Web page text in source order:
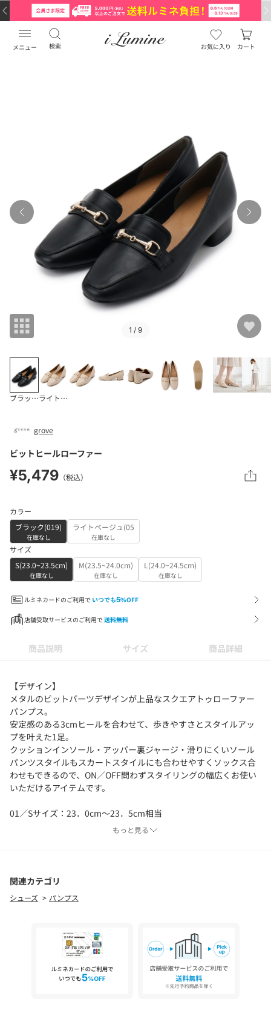
メニュー 検索 お気に入り カート
1 / 9
ブラック(019)ライトベージュ(05
grove
ビットヒールローファー
¥5,479 （税込）
カラー
ブラック(019)
在庫なし
ライトベージュ(05
在庫なし
サイズ
S(23.0~23.5cm)
在庫なし
M(23.5~24.0cm)
在庫なし
L(24.0~24.5cm)
在庫なし
ルミネカードのご利用で いつでも5%OFF
店舗受取サービスのご利用で 送料無料
商品説明 サイズ 商品詳細
【デザイン】
メタルのビットパーツデザインが上品なスクエアトゥローファー
パンプス。
安定感のある3cmヒールを合わせて、歩きやすさとスタイルアッ
プを叶えた1足。
クッションインソール・アッパー裏ジャージ・滑りにくいソール
パンツスタイルもスカートスタイルにも合わせやすくソックス合
わせもできるので、ON／OFF問わずスタイリングの幅広くお使い
いただけるアイテムです。
01／Sサイズ：23．0cm～23．5cm相当
02／Mサイズ：23．5cm～24．0cm相当
※照明の関係により、実際よりも色味が違って見える場合があり
ます。また、パソコン・スマートフォンなどの環境により、若干
製品と画像のカラーが異なる場合もございます。
もっと見る
関連カテゴリ
シューズ パンプス